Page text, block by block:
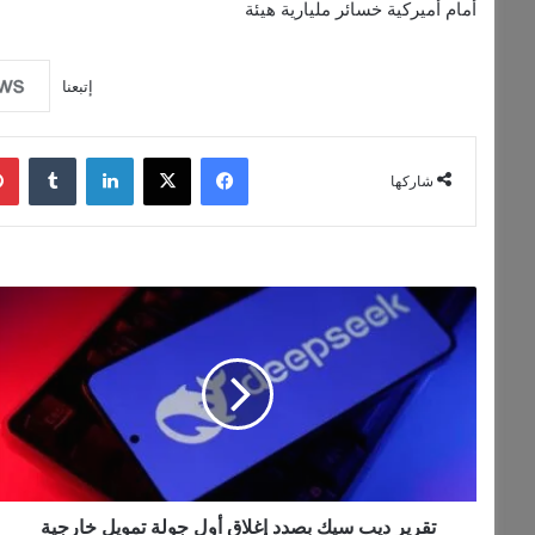
أمام أميركية خسائر مليارية هيئة
إتبعنا
شاركها
فيسبوك ‫X لينكدإن ‏Tumblr
تقرير
ديب
سيك
خارجية
تقرير ديب سيك بصدد إغلاق أول جولة تمويل خارجية